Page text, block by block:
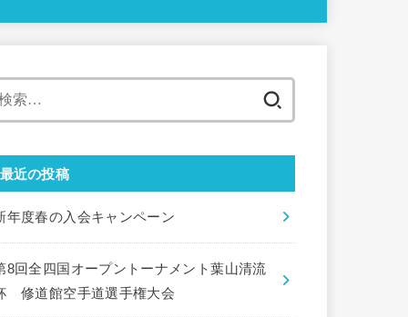
最近の投稿
年度春の入会キャンペーン
8回全四国オープントーナメント葉山清流
修道館空手道選手権大会